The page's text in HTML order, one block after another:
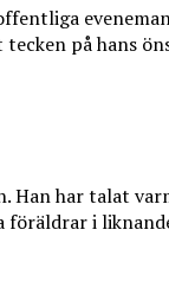
på hans
har talat
föräldrar i